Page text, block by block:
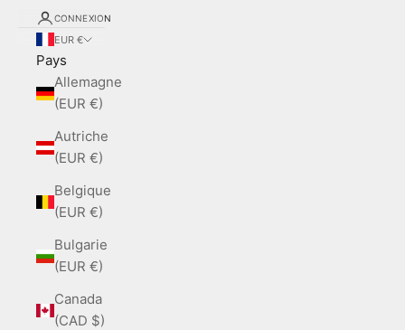
CONNEXION
EUR €
Pays
Allemagne
(EUR €)
Autriche
(EUR €)
Belgique
(EUR €)
Bulgarie
(EUR €)
Canada
(CAD $)